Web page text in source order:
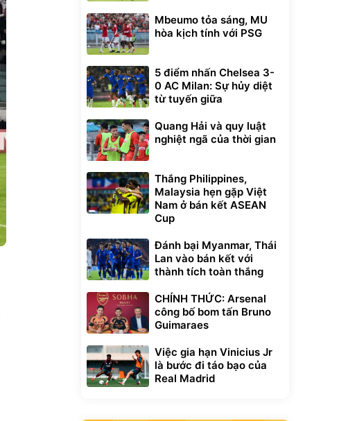
Mbeumo tỏa sáng, MU
hòa kịch tính với PSG
5 điểm nhấn Chelsea 3-
0 AC Milan: Sự hủy diệt
từ tuyến giữa
Quang Hải và quy luật
nghiệt ngã của thời gian
Thắng Philippines,
Malaysia hẹn gặp Việt
Nam ở bán kết ASEAN
Cup
Đánh bại Myanmar, Thái
Lan vào bán kết với
thành tích toàn thắng
CHÍNH THỨC: Arsenal
công bố bom tấn Bruno
Guimaraes
Việc gia hạn Vinicius Jr
là bước đi táo bạo của
Real Madrid